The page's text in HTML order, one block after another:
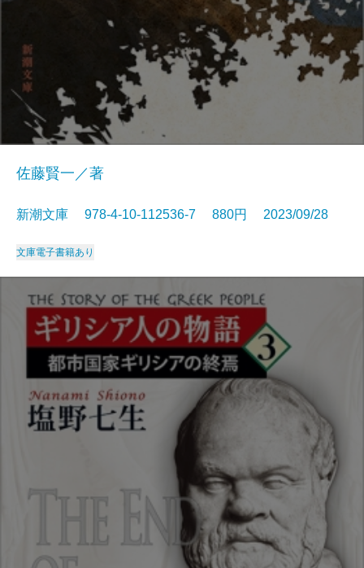
佐藤賢一／著
新潮文庫 978-4-10-112536-7 880円 2023/09/28
文庫電子書籍あり